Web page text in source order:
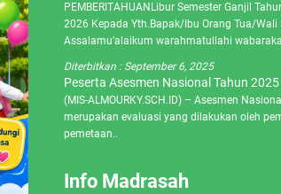
PEMBERITAHUANLibur Semester Ganjil
2026 Kepada Yth.Bapak/Ibu Orang Tua/Wali
Assalamu’alaikum warahmatullahi
Diterbitkan : September 6, 2025
Peserta Asesmen Nasional Tahun 2025
(MIS-ALMOURKY.SCH.ID) – Asesmen
merupakan evaluasi yang dilakukan oleh
pemetaan..
Info Madrasah